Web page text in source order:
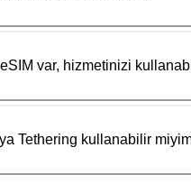
var, hizmetinizi
Tethering kullanabilir